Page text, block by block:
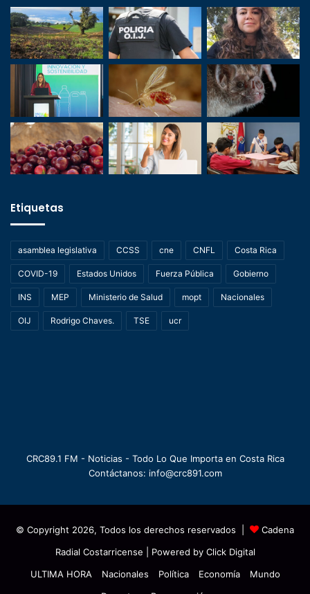
Etiquetas
asamblea legislativa CCSS cne CNFL Costa Rica
COVID-19 Estados Unidos Fuerza Pública Gobierno
INS MEP Ministerio de Salud mopt Nacionales
OIJ Rodrigo Chaves. TSE ucr
CRC89.1 FM - Noticias - Todo Lo Que Importa en Costa Rica
Contáctanos: info@crc891.com
© Copyright 2026, Todos los derechos reservados |
Cadena
Radial Costarricense | Powered by Click Digital
ULTIMA HORA
Nacionales Política Economía
Mundo